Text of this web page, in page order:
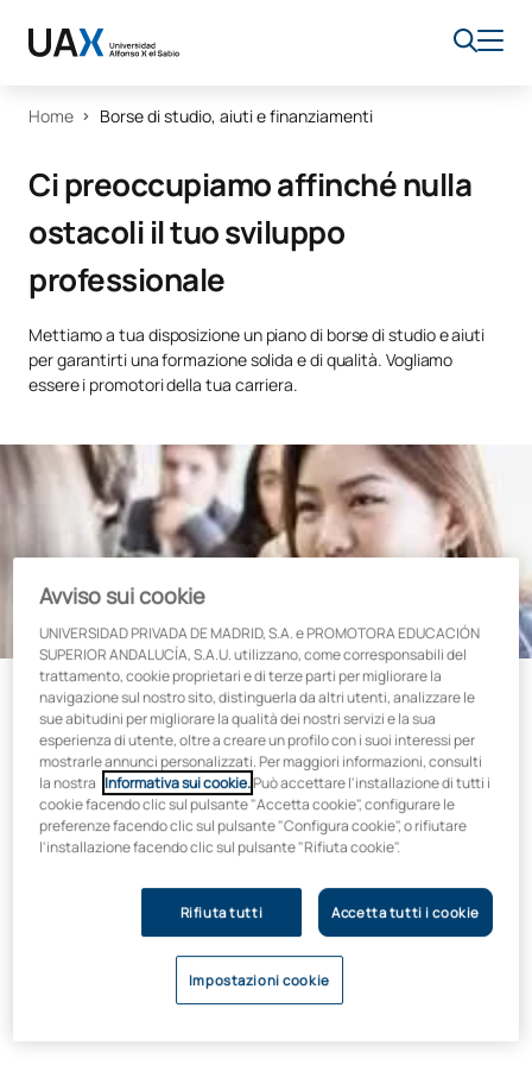
Home Borse di studio, aiuti e finanziamenti
Ci preoccupiamo affinché nulla
ostacoli il tuo sviluppo
professionale
Mettiamo a tua disposizione un piano di borse di studio e aiuti
per garantirti una formazione solida e di qualità. Vogliamo
essere i promotori della tua carriera.
Ti aiutiamo a diventare il
professionista che sogni di essere
Noi dell’Università Alfonso X el Sabio ci preoccupiamo del tuo
studio, aiuti e finanziamenti.
Il nostro obiettivo è quello di mettere a tua disposizione tutti i
mezzi possibili per formarti nella professione che desideri
Avviso sui cookie
UNIVERSIDAD PRIVADA DE MADRID, S.A. e PROMOTORA EDUCACIÓN
SUPERIOR ANDALUCÍA, S.A.U. utilizzano, come corresponsabili del
trattamento, cookie proprietari e di terze parti per migliorare la
navigazione sul nostro sito, distinguerla da altri utenti, analizzare le
sue abitudini per migliorare la qualità dei nostri servizi e la sua
esperienza di utente, oltre a creare un profilo con i suoi interessi per
mostrarle annunci personalizzati. Per maggiori informazioni, consulti
la nostra Informativa sui cookie.Può accettare l'installazione di tutti i
cookie facendo clic sul pulsante "Accetta cookie", configurare le
preferenze facendo clic sul pulsante "Configura cookie", o rifiutare
l'installazione facendo clic sul pulsante "Rifiuta cookie".
Rifiuta tutti Accetta tutti i cookie
Impostazioni cookie